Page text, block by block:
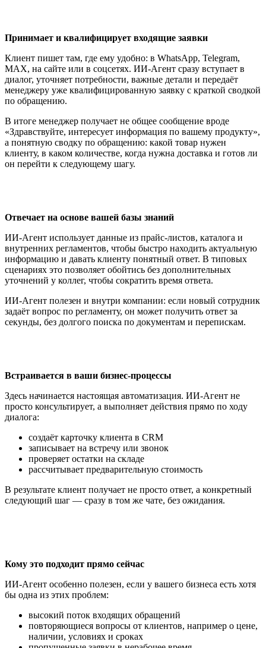
Принимает и квалифицирует входящие заявки
Клиент пишет там, где ему удобно: в WhatsApp, Telegram,
MAX, на сайте или в соцсетях. ИИ-Агент сразу вступает в
диалог, уточняет потребности, важные детали и передаёт
менеджеру уже квалифицированную заявку с краткой сводкой
по обращению.
В итоге менеджер получает не общее сообщение вроде
«Здравствуйте, интересует информация по вашему продукту»,
а понятную сводку по обращению: какой товар нужен
клиенту, в каком количестве, когда нужна доставка и готов ли
он перейти к следующему шагу.
Отвечает на основе вашей базы знаний
ИИ-Агент использует данные из прайс-листов, каталога и
внутренних регламентов, чтобы быстро находить актуальную
информацию и давать клиенту понятный ответ. В типовых
сценариях это позволяет обойтись без дополнительных
уточнений у коллег, чтобы сократить время ответа.
ИИ-Агент полезен и внутри компании: если новый сотрудник
задаёт вопрос по регламенту, он может получить ответ за
секунды, без долгого поиска по документам и перепискам.
Встраивается в ваши бизнес-процессы
Здесь начинается настоящая автоматизация. ИИ-Агент не
просто консультирует, а выполняет действия прямо по ходу
диалога:
создаёт карточку клиента в CRM
записывает на встречу или звонок
проверяет остатки на складе
рассчитывает предварительную стоимость
В результате клиент получает не просто ответ, а конкретный
следующий шаг — сразу в том же чате, без ожидания.
Кому это подходит прямо сейчас
ИИ-Агент особенно полезен, если у вашего бизнеса есть хотя
бы одна из этих проблем:
высокий поток входящих обращений
повторяющиеся вопросы от клиентов, например о цене,
наличии, условиях и сроках